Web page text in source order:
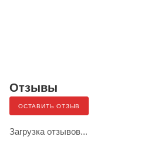
Отзывы
ОСТАВИТЬ ОТЗЫВ
Загрузка отзывов...